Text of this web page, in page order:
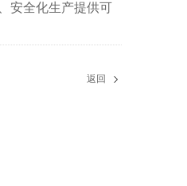
安全化生产提供可
返回